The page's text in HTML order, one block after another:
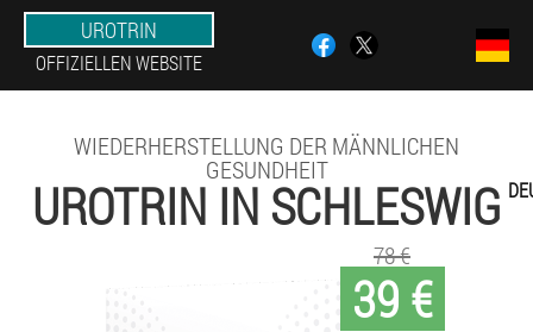
UROTRIN
OFFIZIELLEN WEBSITE
WIEDERHERSTELLUNG DER MÄNNLICHEN
GESUNDHEIT
UROTRIN IN SCHLESWIG
39 €
78 €